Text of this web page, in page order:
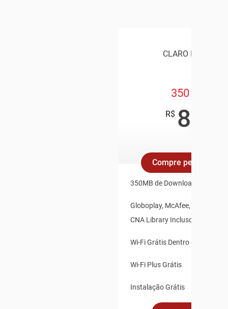
CLARO INTERNET
350 Mega
R$ 89
Compre pelo
350MB de Download e 35MB
Globoplay, McAfee, Claro
CNA Library Inclusos
Wi-Fi Grátis Dentro e Fora de
Wi-Fi Plus Grátis
Instalação Grátis